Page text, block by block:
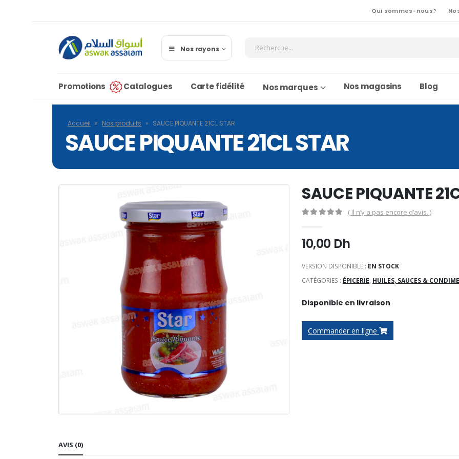
Qui sommes-nous?
Nos rayons
Promotions Catalogues Carte fidélité Nos marques Nos magasins Blog
Accueil » Nos produits » SAUCE PIQUANTE 21CL STAR
SAUCE PIQUANTE 21CL STAR
SAUCE PIQUANTE
( Il n’y a pas encore d’avis. )
10,00 Dh
VERSION DISPONIBLE:: EN STOCK
CATÉGORIES : ÉPICERIE, HUILES, SAUCES &
Disponible en livraison
Commander en ligne
AVIS (0)